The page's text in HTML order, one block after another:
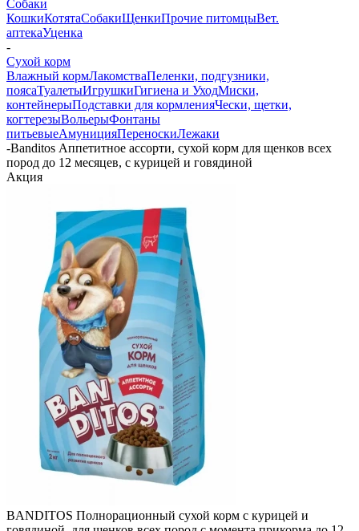
Собаки
КошкиКотятаСобакиЩенкиПрочие питомцыВет.
аптекаУценка
-
Сухой корм
Влажный кормЛакомстваПеленки, подгузники,
поясаТуалетыИгрушкиГигиена и УходМиски,
контейнерыПодставки для кормленияЧески, щетки,
когтерезыВольерыФонтаны
питьевыеАмуницияПереноскиЛежаки
-Banditos Аппетитное ассорти, сухой корм для щенков всех
пород до 12 месяцев, с курицей и говядиной
Акция
BANDITOS Полнорационный сухой корм с курицей и